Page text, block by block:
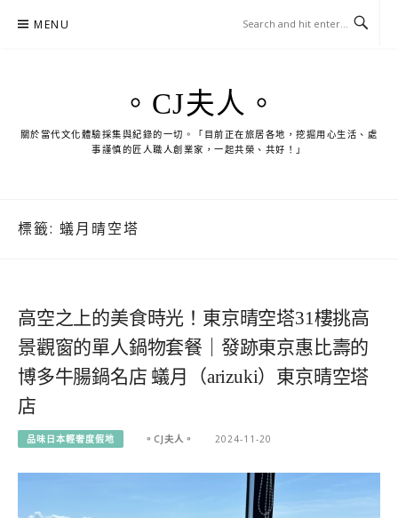
MENU
。CJ夫人。
關於當代文化體驗採集與紀錄的一切。「目前正在旅居各地，挖掘用心生活、處
事謹慎的匠人職人創業家，一起共榮、共好！」
標籤: 蟻月晴空塔
高空之上的美食時光！東京晴空塔31樓挑高
景觀窗的單人鍋物套餐｜發跡東京惠比壽的
博多牛腸鍋名店 蟻月（arizuki）東京晴空塔
店
品味日本輕奢度假地 。CJ夫人。 2024-11-20